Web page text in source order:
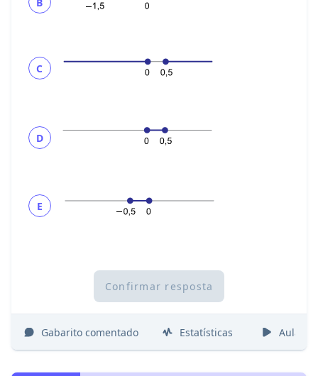
C
D
E
Confirmar resposta
Gabarito comentado Estatísticas Aulas